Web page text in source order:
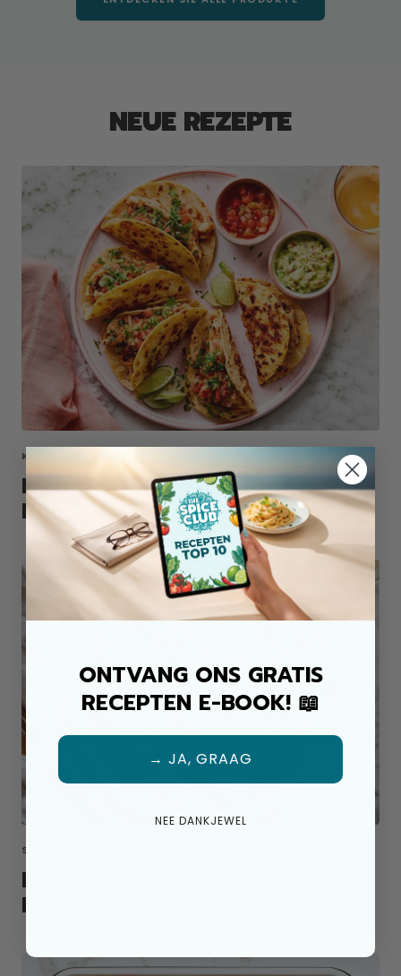
NEUE REZEPTE
KIP ALLROUND MIX
KROKANTE KIP TACO'S UIT DE
PAN
SALADE TOPPING
RIJSTSALADE MET AVOCADO,
MAIS EN PAPRIKA
ONTVANG ONS GRATIS
RECEPTEN E-BOOK! 📖
→ JA, GRAAG
NEE DANKJEWEL